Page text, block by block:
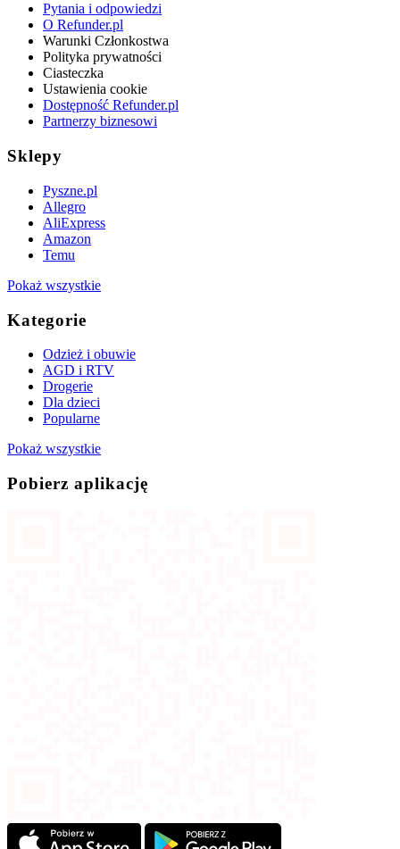
Pytania i odpowiedzi
O Refunder.pl
Warunki Członkostwa
Polityka prywatności
Ciasteczka
Ustawienia cookie
Dostępność Refunder.pl
Partnerzy biznesowi
Sklepy
Pyszne.pl
Allegro
AliExpress
Amazon
Temu
Pokaż wszystkie
Kategorie
Odzież i obuwie
AGD i RTV
Drogerie
Dla dzieci
Popularne
Pokaż wszystkie
Pobierz aplikację